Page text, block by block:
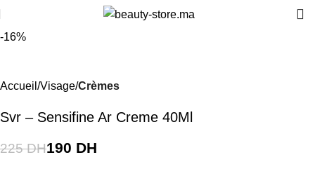
-16%
Accueil Visage Crèmes
Svr – Sensifine Ar Creme 40Ml
225DH190 DH